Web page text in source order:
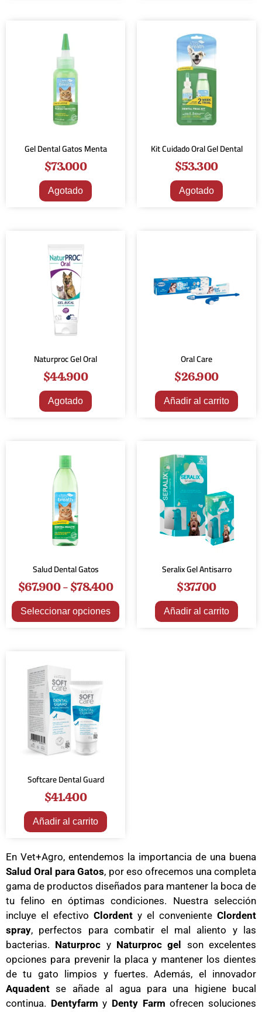
Gel Dental Gatos Menta
$73.000
Agotado
Kit Cuidado Oral Gel Dental
$53.300
Agotado
Naturproc Gel Oral
$44.900
Agotado
Oral Care
$26.900
Añadir al carrito
Salud Dental Gatos
$67.900-$78.400
Seleccionar opciones
Seralix Gel Antisarro
$37.700
Añadir al carrito
Softcare Dental Guard
$41.400
Añadir al carrito
En Vet+Agro, entendemos la importancia de una buena
Salud Oral para Gatos, por eso ofrecemos una completa
gama de productos diseñados para mantener la boca de
tu felino en óptimas condiciones. Nuestra selección
incluye el efectivo Clordent y el conveniente Clordent
spray, perfectos para combatir el mal aliento y las
bacterias. Naturproc y Naturproc gel son excelentes
opciones para prevenir la placa y mantener los dientes
de tu gato limpios y fuertes. Además, el innovador
Aquadent se añade al agua para una higiene bucal
continua. Dentyfarm y Denty Farm ofrecen soluciones